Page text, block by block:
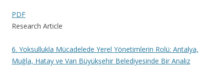
PDF
Research Article
6. Yoksullukla Mücadelede Yerel Yönetimlerin Rolü: Antalya,
Muğla, Hatay ve Van Büyükşehir Belediyesinde Bir Analiz